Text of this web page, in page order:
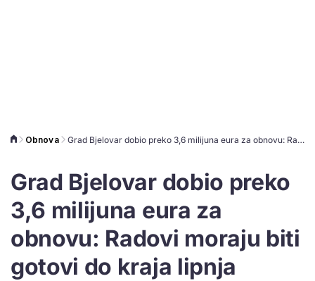
Obnova Grad Bjelovar dobio preko 3,6 milijuna eura za obnovu: Radovi moraju biti gotovi do kraja lipnja
Grad Bjelovar dobio preko
3,6 milijuna eura za
obnovu: Radovi moraju biti
gotovi do kraja lipnja